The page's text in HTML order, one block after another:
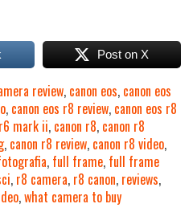
Post on X
review, canon eos, canon eos
, canon eos r8 review, canon eos r8
mark ii, canon r8, canon r8
, canon r8 review, canon r8 video,
, full frame, full frame
, r8 camera, r8 canon, reviews,
,what camera to buy